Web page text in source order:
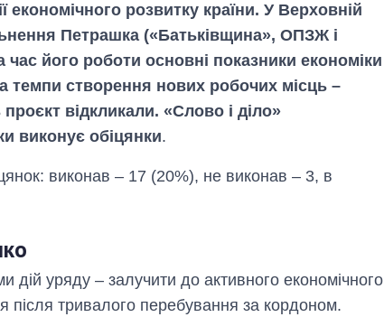
економічного розвитку країни. У Верховній
Петрашка («Батьківщина», ОПЗЖ і
його роботи основні показники економіки
темпи створення нових робочих місць –
відкликали. «Слово і діло»
виконує обіцянки.
виконав – 17 (20%), не виконав – 3, в
дій уряду – залучити до активного економічного
після тривалого перебування за кордоном.
великої війни